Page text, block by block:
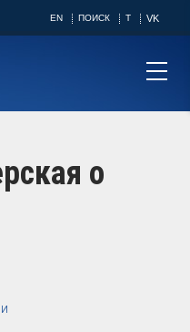
EN ПОИСК T VK
о